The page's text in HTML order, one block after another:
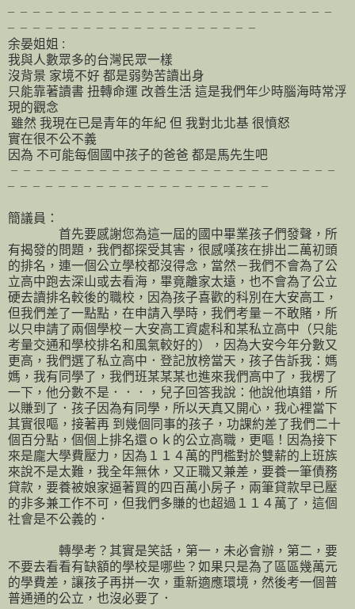
╴╴╴╴╴╴╴╴╴╴╴╴╴╴╴╴╴╴╴╴╴╴╴╴╴╴
╴╴╴╴╴╴╴╴╴╴╴╴╴╴╴╴╴╴╴╴
余晏姐姐 :
我與人數眾多的台灣民眾一樣
沒背景 家境不好 都是弱勢苦讀出身
只能靠著讀書 扭轉命運 改善生活 這是我們年少時腦海時常浮
現的觀念
雖然 我現在已是青年的年紀 但 我對北北基 很憤怒
實在很不公不義
因為 不可能每個國中孩子的爸爸 都是馬先生吧
╴╴╴╴╴╴╴╴╴╴╴╴╴╴╴╴╴╴╴╴╴╴╴╴╴╴
╴╴╴╴╴╴╴╴╴╴╴╴╴╴╴╴╴╴╴╴╴
簡議員：
首先要感謝您為這一屆的國中畢業孩子們發聲，所
有揭發的問題，我們都探受其害，很感嘆孩在排出二萬初頭
的排名，連一個公立學校都沒得念，當然－我們不會為了公
立高中跑去深山或去看海，畢竟離家太遠，也不會為了公立
硬去讀排名較後的職校，因為孩子喜歡的科別在大安高工，
但我們差了一點點，在申請入學時，我們考量－不敢賭，所
以只申請了兩個學校－大安高工資處科和某私立高中（只能
考量交通和學校排名和風氣較好的），因為大安今年分數又
更高，我們選了私立高中．登記放榜當天，孩子告訴我：媽
媽，我有同學了，我們班某某某也進來我們高中了，我楞了
一下，他分數不是．．．，兒子回答我說：他說他填錯，所
以賺到了．孩子因為有同學，所以天真又開心，我心裡當下
其實很嘔，接著再 到幾個同事的孩子，功課約差了我們二十
個百分點，個個上排名還ｏｋ的公立高職，更嘔！因為接下
來是龐大學費壓力，因為１１４萬的門檻對於雙薪的上班族
來說不是太難，我全年無休，又正職又兼差，要養一筆債務
貸款，要養被娘家逼著買的四百萬小房子，兩筆貸款早已壓
的非多兼工作不可，但我們多賺的也超過１１４萬了，這個
社會是不公義的．
轉學考？其實是笑話，第一，未必會辦，第二，要
不要去看看有缺額的學校是哪些？如果只是為了區區幾萬元
的學費差，讓孩子再拼一次，重新適應環境，然後考一個普
普通通的公立，也沒必要了．